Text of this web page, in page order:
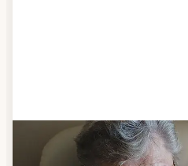
Schritt 3